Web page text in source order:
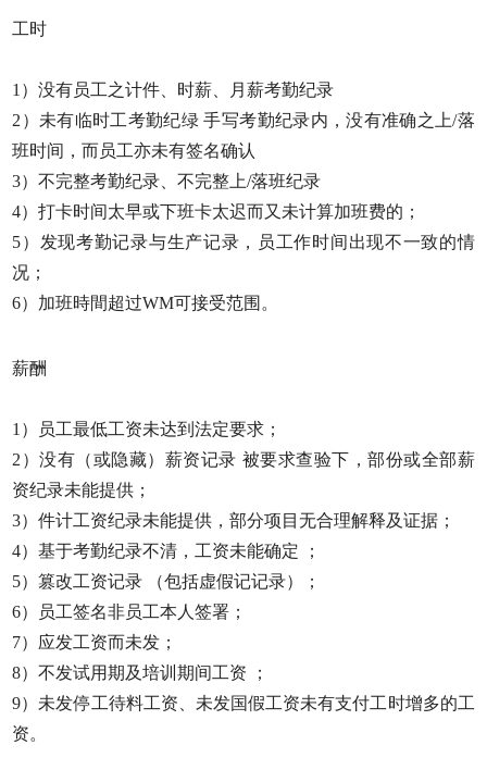
工时
1）没有员工之计件、时薪、月薪考勤纪录
2）未有临时工考勤纪绿 手写考勤纪录内，没有准确之上/落
班时间，而员工亦未有签名确认
3）不完整考勤纪录、不完整上/落班纪录
4）打卡时间太早或下班卡太迟而又未计算加班费的；
5）发现考勤记录与生产记录，员工作时间出现不一致的情
况；
6）加班時間超过WM可接受范围。
薪酬
1）员工最低工资未达到法定要求；
2）没有（或隐藏）薪资记录 被要求查验下，部份或全部薪
资纪录未能提供；
3）件计工资纪录未能提供，部分项目无合理解释及证据；
4）基于考勤纪录不清，工资未能确定 ；
5）篡改工资记录 （包括虚假记记录）；
6）员工签名非员工本人签署；
7）应发工资而未发；
8）不发试用期及培训期间工资 ；
9）未发停工待料工资、未发国假工资未有支付工时增多的工
资。